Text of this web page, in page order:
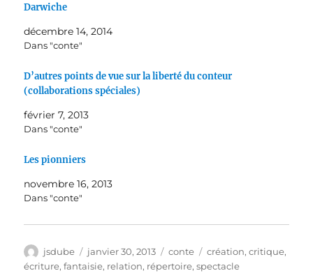
Darwiche
décembre 14, 2014
Dans "conte"
D’autres points de vue sur la liberté du conteur
(collaborations spéciales)
février 7, 2013
Dans "conte"
Les pionniers
novembre 16, 2013
Dans "conte"
Auteur
jsdube
Publié
le
janvier 30, 2013 Catégories
conte Étiquettes
création,critique,
écriture,fantaisie, relation, répertoire,spectacle